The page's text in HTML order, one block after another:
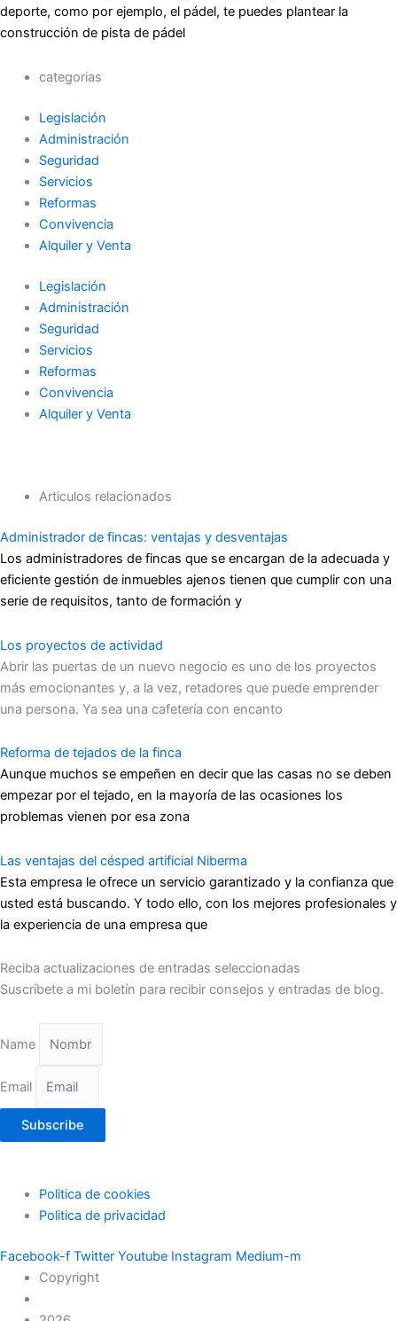
deporte, como por ejemplo, el pádel, te puedes plantear la
construcción de pista de pádel
categorias
Legislación
Administración
Seguridad
Servicios
Reformas
Convivencia
Alquiler y Venta
Legislación
Administración
Seguridad
Servicios
Reformas
Convivencia
Alquiler y Venta
Articulos relacionados
Administrador de fincas: ventajas y desventajas
Los administradores de fincas que se encargan de la adecuada y
eficiente gestión de inmuebles ajenos tienen que cumplir con una
serie de requisitos, tanto de formación y
Los proyectos de actividad
Abrir las puertas de un nuevo negocio es uno de los proyectos
más emocionantes y, a la vez, retadores que puede emprender
una persona. Ya sea una cafetería con encanto
Reforma de tejados de la finca
Aunque muchos se empeñen en decir que las casas no se deben
empezar por el tejado, en la mayoría de las ocasiones los
problemas vienen por esa zona
Las ventajas del césped artificial Niberma
Esta empresa le ofrece un servicio garantizado y la confianza que
usted está buscando. Y todo ello, con los mejores profesionales y
la experiencia de una empresa que
Reciba actualizaciones de entradas seleccionadas
Suscríbete a mi boletín para recibir consejos y entradas de blog.
Name
Email
Subscribe
Politica de cookies
Politica de privacidad
Facebook-f Twitter Youtube Instagram Medium-m
Copyright